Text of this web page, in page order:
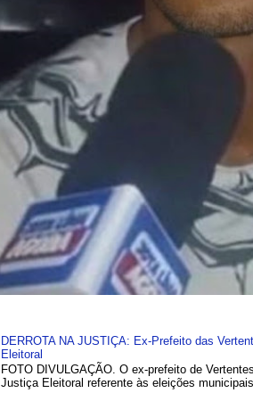
DERROTA NA JUSTIÇA: Ex-Prefeito das
Eleitoral
FOTO DIVULGAÇÃO. O ex-prefeito de
Justiça Eleitoral referente às eleições